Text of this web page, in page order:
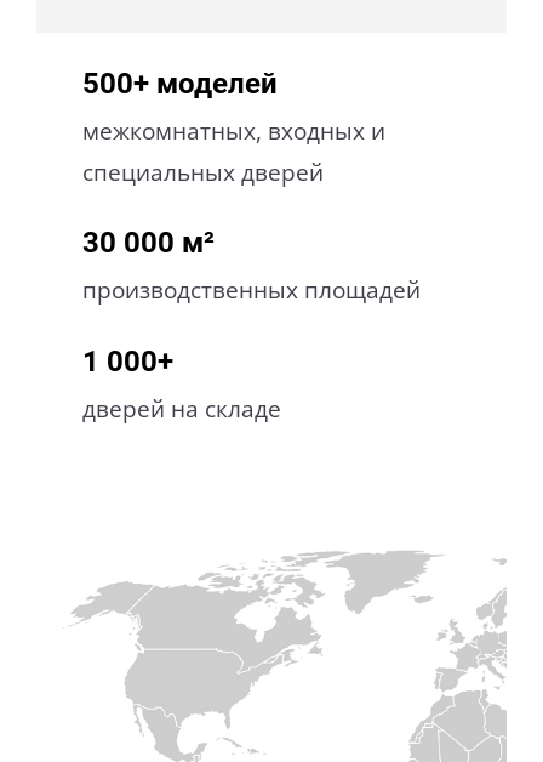
500+ моделей
межкомнатных, входных и
специальных дверей
30 000 м²
производственных площадей
1 000+
дверей на складе